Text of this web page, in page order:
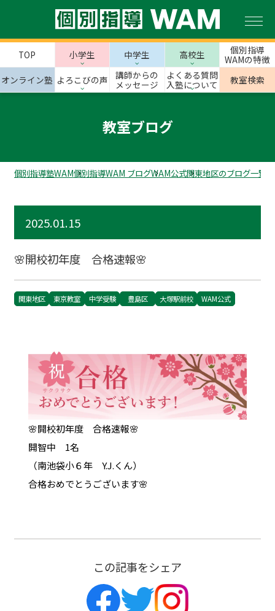
TOP 小学生 中学生 高校生
個別指導
WAMの特徴
オンライン塾 よろこびの声
講師からの
メッセージ
よくある質問
入塾について
教室検索
教室ブログ
個別指導塾WAM個別指導WAM ブログWAM公式関東地区のブログ一覧
2025.01.15
🌸開校初年度 合格速報🌸
関東地区 東京教室 中学受験 豊島区 大塚駅前校 WAM公式
🌸開校初年度 合格速報🌸
開智中 1名
（南池袋小６年 Y.J.くん）
合格おめでとうございます🌸
この記事をシェア